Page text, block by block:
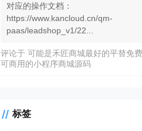
对应的操作文档：
https://www.kancloud.cn/qm-
paas/leadshop_v1/22...
评论于可能是禾匠商城最好的平替免
可商用的小程序商城源码
标签